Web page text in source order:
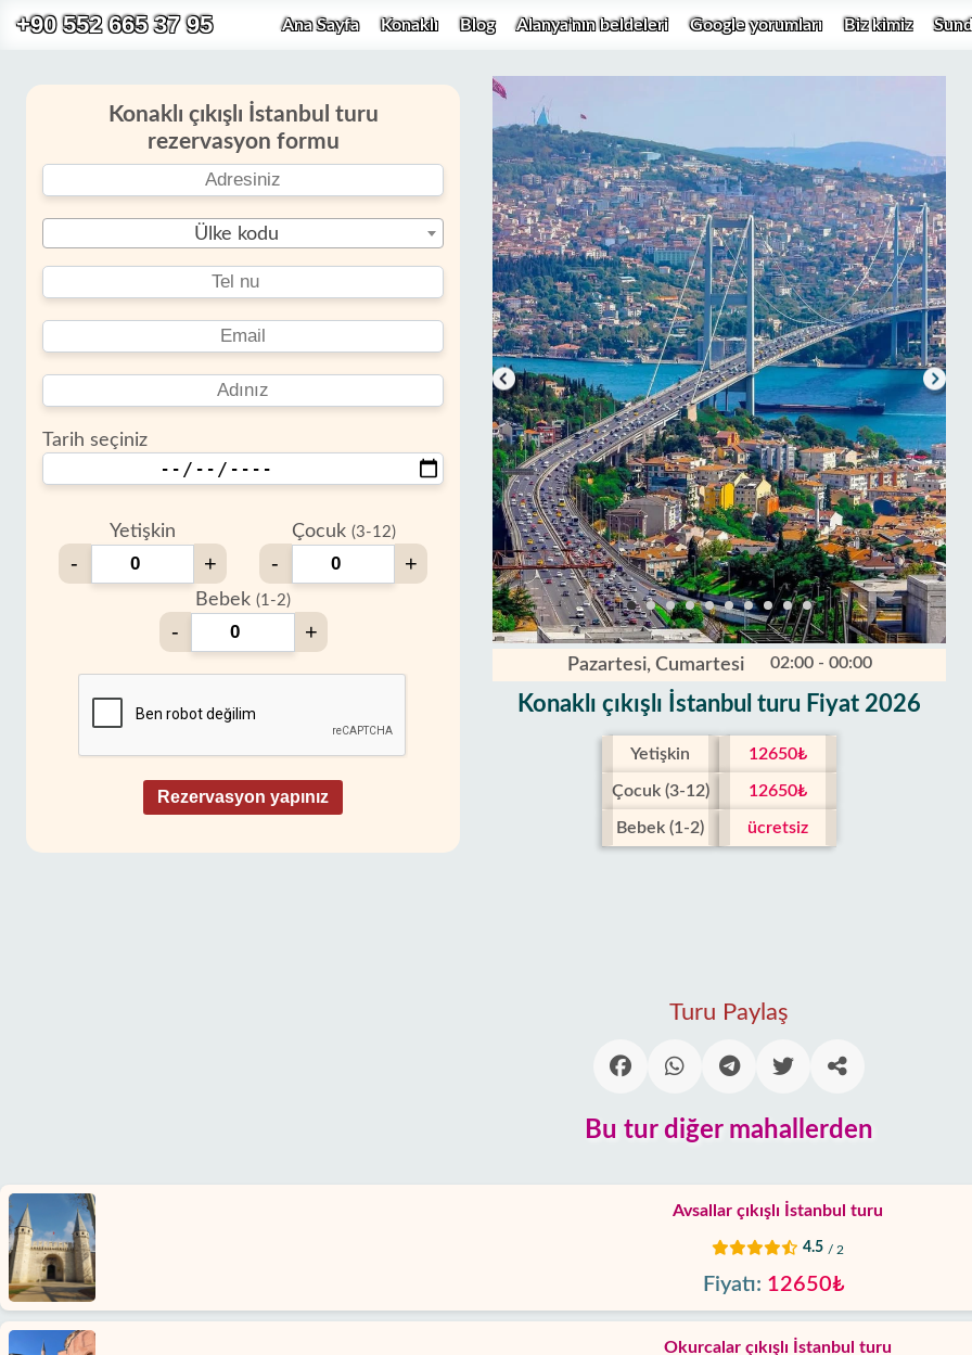
+90 552 665 37 95 Ana Sayfa Konaklı Blog Alanya'nın beldeleri Google yorumları Biz kimiz
Pazartesi, Cumartesi 02:00 - 00:00
Konaklı çıkışlı İstanbul turu Fiyat 2026
Yetişkin 12650₺
Çocuk (3-12) 12650₺
Bebek (1-2) ücretsiz
Konaklı çıkışlı İstanbul turu
rezervasyon formu
Ülke kodu
Tarih seçiniz
Yetişkin
- +
Çocuk (3-12)
- +
Bebek (1-2)
- +
Rezervasyon yapınız
Turu Paylaş
Bu tur diğer mahallerden
Avsallar çıkışlı İstanbul turu
4.5 / 2
Fiyatı: 12650₺
Okurcalar çıkışlı İstanbul turu